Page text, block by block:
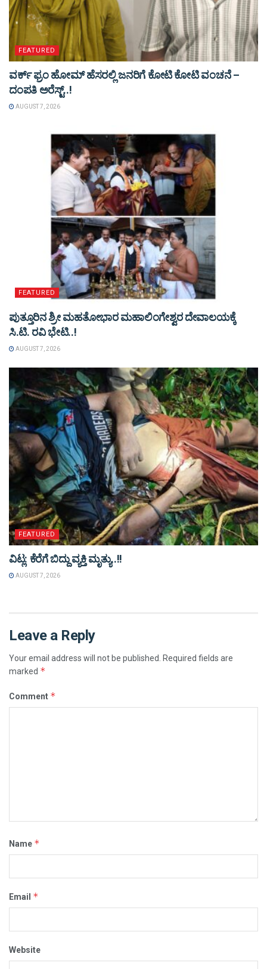
FEATURED
ವರ್ಕ್ ಫ್ರಂ ಹೋಮ್ ಹೆಸರಲ್ಲಿ ಜನರಿಗೆ ಕೋಟಿ ಕೋಟಿ ವಂಚನೆ –
ದಂಪತಿ ಅರೆಸ್ಟ್..!
AUGUST 7, 2026
FEATURED
ಪುತ್ತೂರಿನ ಶ್ರೀ ಮಹತೋಭಾರ ಮಹಾಲಿಂಗೇಶ್ವರ ದೇವಾಲಯಕ್ಕೆ
ಸಿ.ಟಿ. ರವಿ ಭೇಟಿ..!
AUGUST 7, 2026
FEATURED
ವಿಟ್ಲ: ಕೆರೆಗೆ ಬಿದ್ದು ವ್ಯಕ್ತಿ ಮೃತ್ಯು..!!
AUGUST 7, 2026
Leave a Reply
Your email address will not be published. Required fields are
marked *
Comment *
Name *
Email *
Website